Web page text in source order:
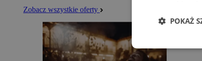
Zobacz wszystkie oferty
POKAŻ